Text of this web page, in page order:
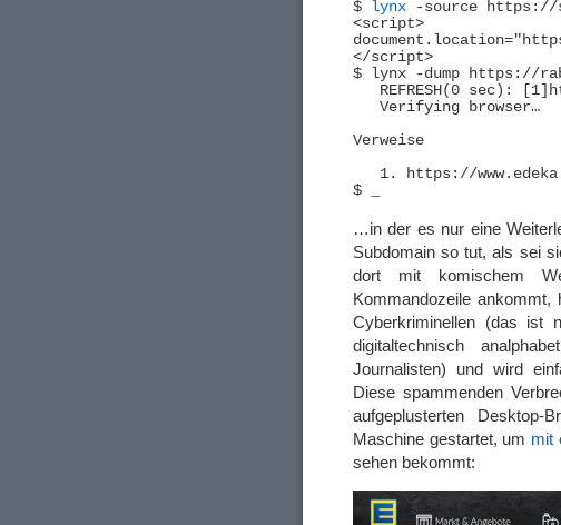
$ lynx -source https://
<script>
</script>
$ lynx -dump https://
REFRESH(0 sec):
   Verifying browser…
Verweise
1. https://
…in der es nur eine
Subdomain so tut, als sei
dort mit komischem
Kommandozeile ankommt,
Cyberkriminellen (das ist
digitaltechnisch
Journalisten) und wird
Diese spammenden
aufgeplusterten
Maschine gestartet, um mit
sehen bekommt: